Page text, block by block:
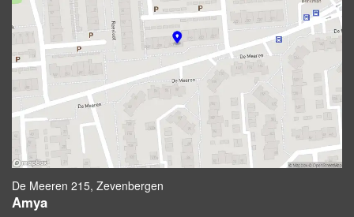
De Meeren 215, Zevenbergen
Amya